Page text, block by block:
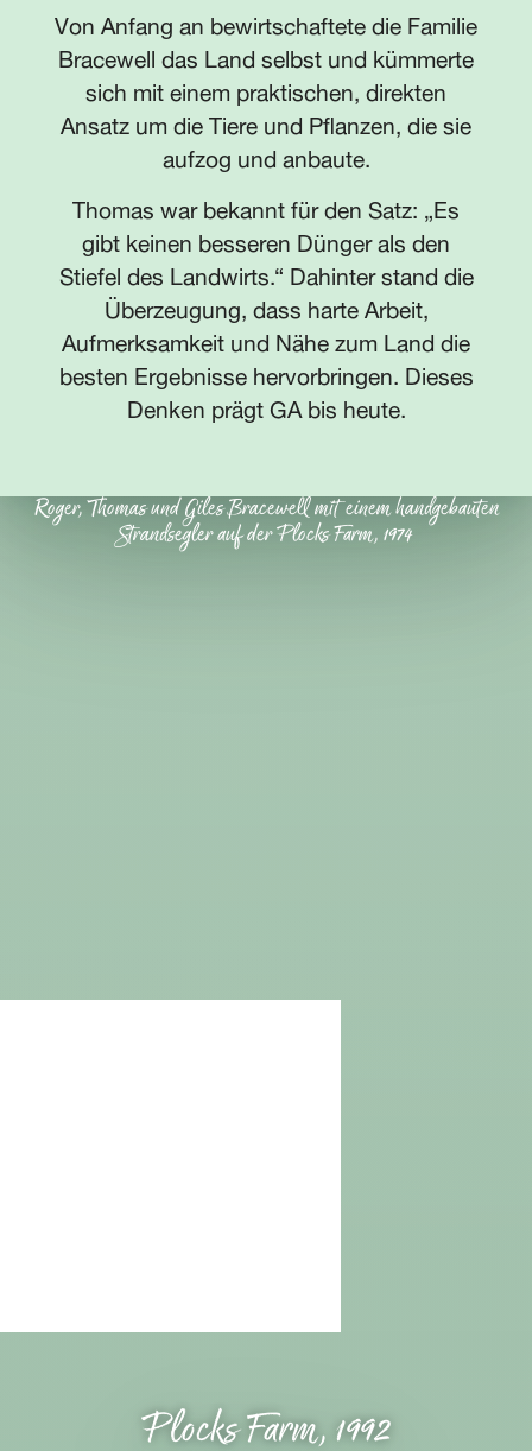
Von Anfang an bewirtschaftete die Familie
Bracewell das Land selbst und kümmerte
sich mit einem praktischen, direkten
Ansatz um die Tiere und Pflanzen, die sie
aufzog und anbaute.
Thomas war bekannt für den Satz: „Es
gibt keinen besseren Dünger als den
Stiefel des Landwirts.“ Dahinter stand die
Überzeugung, dass harte Arbeit,
Aufmerksamkeit und Nähe zum Land die
besten Ergebnisse hervorbringen. Dieses
Denken prägt GA bis heute.
Roger, Thomas und Giles Bracewell mit einem handgebauten
Strandsegler auf der Plocks Farm, 1974
Plocks Farm, 1992